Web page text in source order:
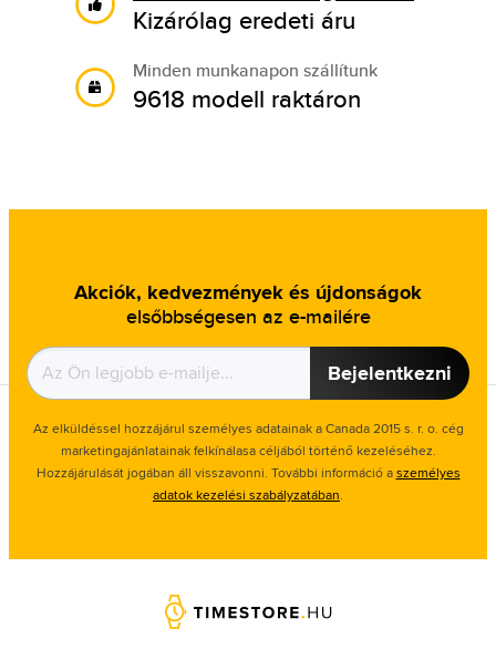
Kizárólag eredeti áru
Minden munkanapon szállítunk
9618 modell raktáron
Akciók, kedvezmények és újdonságok
elsőbbségesen az e-mailére
Bejelentkezni
Az elküldéssel hozzájárul személyes adatainak a Canada 2015 s. r. o. cég
marketingajánlatainak felkínálasa céljából történő kezeléséhez.
Hozzájárulását jogában áll visszavonni. További információ aszemélyes
adatok kezelési szabályzatában.